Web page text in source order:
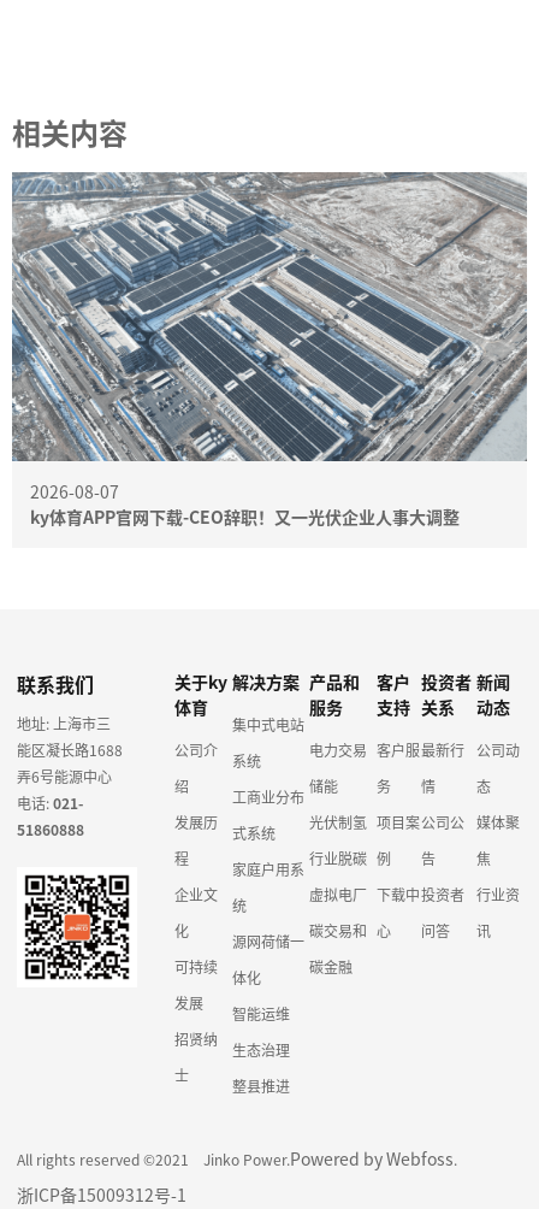
相关内容
2026-08-07
ky体育APP官网下载-CEO辞职！又一光伏企业人事大调整
联系我们
地址: 上海市三
能区凝长路1688
弄6号能源中心
电话:021-
51860888
关于ky
体育
公司介
绍
发展历
程
企业文
化
可持续
发展
招贤纳
士
解决方案
集中式电站
系统
工商业分布
式系统
家庭户用系
统
源网荷储一
体化
智能运维
生态治理
整县推进
产品和
服务
电力交易
储能
光伏制氢
行业脱碳
虚拟电厂
碳交易和
碳金融
客户
支持
客户服
务
项目案
例
下载中
心
投资者
关系
最新行
情
公司公
告
投资者
问答
新闻
动态
公司动
态
媒体聚
焦
行业资
讯
All rights reserved ©2021 Jinko Power.Powered by Webfoss.
浙ICP备15009312号-1